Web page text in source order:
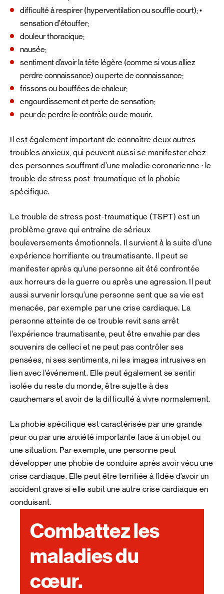
difficulté à respirer (hyperventilation ou souffle court); •
sensation d’étouffer;
douleur thoracique;
nausée;
sentiment d’avoir la tête légère (comme si vous alliez
perdre connaissance) ou perte de connaissance;
frissons ou bouffées de chaleur;
engourdissement et perte de sensation;
peur de perdre le contrôle ou de mourir.
Il est également important de connaître deux autres
troubles anxieux, qui peuvent aussi se manifester chez
des personnes souffrant d’une maladie coronarienne : le
trouble de stress post-traumatique et la phobie
spécifique.
Le trouble de stress post-traumatique (TSPT) est un
problème grave qui entraîne de sérieux
bouleversements émotionnels. Il survient à la suite d’une
expérience horrifiante ou traumatisante. Il peut se
manifester après qu’une personne ait été confrontée
aux horreurs de la guerre ou après une agression. Il peut
aussi survenir lorsqu’une personne sent que sa vie est
menacée, par exemple par une crise cardiaque. La
personne atteinte de ce trouble revit sans arrêt
l’expérience traumatisante, peut être envahie par des
souvenirs de celleci et ne peut pas contrôler ses
pensées, ni ses sentiments, ni les images intrusives en
lien avec l’événement. Elle peut également se sentir
isolée du reste du monde, être sujette à des
cauchemars et avoir de la difficulté à vivre normalement.
La phobie spécifique est caractérisée par une grande
peur ou par une anxiété importante face à un objet ou
une situation. Par exemple, une personne peut
développer une phobie de conduire après avoir vécu une
crise cardiaque. Elle peut être terrifiée à l’idée d’avoir un
accident grave si elle subit une autre crise cardiaque en
conduisant.
Combattez les
maladies du
cœur.